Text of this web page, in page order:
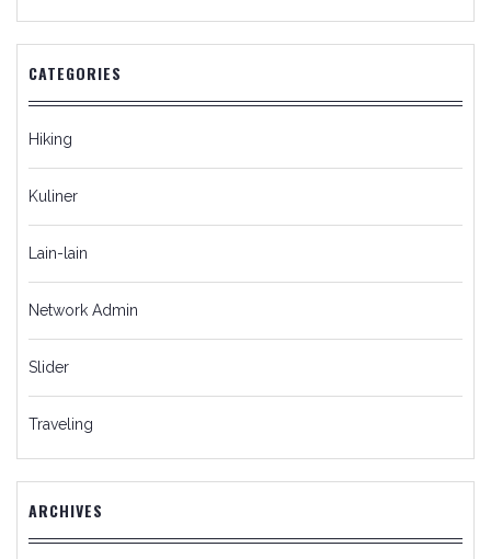
CATEGORIES
Hiking
Kuliner
Lain-lain
Network Admin
Slider
Traveling
ARCHIVES